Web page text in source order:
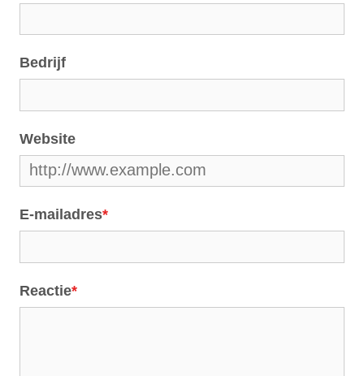
Bedrijf
Website
E-mailadres*
Reactie*